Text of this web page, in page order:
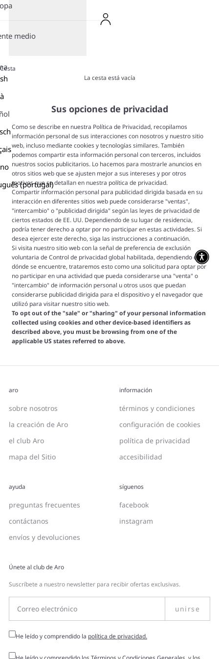
medio
(portugal)
Cesta
La cesta está vacía
Sus opciones de privacidad
Como se describe en nuestra Política de Privacidad, recopilamos
información personal de sus interacciones con nosotros y nuestro sitio
web, incluso mediante cookies y tecnologías similares. También
podemos compartir esta información personal con terceros, incluidos
nuestros socios publicitarios. Lo hacemos para mostrarle anuncios en
otros sitios web que se ajusten mejor a sus intereses y por otros
motivos que se detallan en nuestra política de privacidad.
Compartir información personal para publicidad dirigida basada en su
interacción en diferentes sitios web puede considerarse "ventas",
"intercambio" o "publicidad dirigida" según las leyes de privacidad de
ciertos estados de EE. UU. Dependiendo de su lugar de residencia,
podría tener derecho a optar por no participar en estas actividades. Si
desea ejercer este derecho, siga las instrucciones a continuación.
Si visita nuestro sitio web con la señal de preferencia de exclusión
voluntaria de Control de privacidad global habilitada, dependiendo de
dónde se encuentre, trataremos esto como una solicitud para optar por
no participar en una actividad que pueda considerarse una "venta" o
"intercambio" de información personal u otros usos que puedan
considerarse publicidad dirigida para el dispositivo y el navegador que
utilizó para visitar nuestro sitio web.
To opt out of the "sale" or "sharing" of your personal information
collected using cookies and other device-based identifiers as
described above, you must be browsing from one of the
applicable US states referred to above.
aro
sobre nosotros
la creación de Aro
el club Aro
mapa del Sitio
información
términos y condiciones
configuración de cookies
política de privacidad
accesibilidad
ayuda
preguntas frecuentes
contáctanos
envíos y devoluciones
síguenos
facebook
instagram
Únete al club de Aro
Suscríbete a nuestro newsletter para recibir ofertas exclusivas.
unirse
He leído y comprendido la política de privacidad.